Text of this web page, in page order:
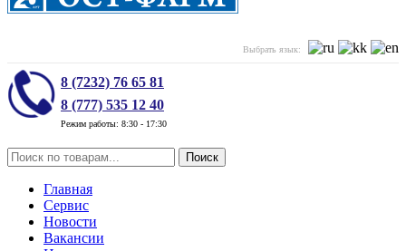
Выбрать язык:
8 (7232) 76 65 81
8 (777) 535 12 40
Режим работы: 8:30 - 17:30
Поиск
Главная
Сервис
Новости
Вакансии